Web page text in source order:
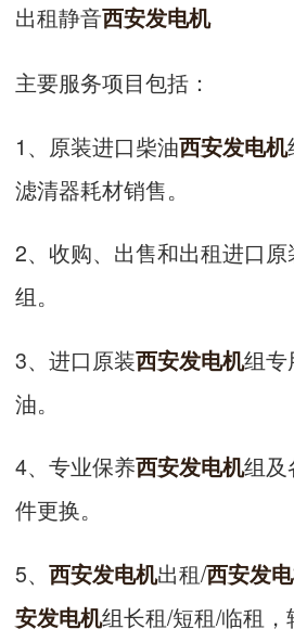
出租静音西安发电机
主要服务项目包括：
1、原装进口柴油西安发电机
滤清器耗材销售。
2、收购、出售和出租进口原
组。
3、进口原装西安发电机组专
油。
4、专业保养西安发电机组及
件更换。
5、 西安发电机出租/西安发
安发电机组长租/短租/临租